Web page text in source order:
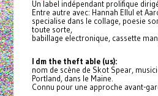
Un label indépendant prolifique
Entre autre avec: Hannah Ellul et
specialise dans le collage, poesie
toute sorte,
babillage electronique, cassette
I dm the theft able (us):
nom de scène de Skot Spear,
Portland, dans le Maine.
Connu pour une approche avant-